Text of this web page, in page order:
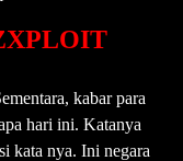
kabar para
hari ini. Katanya
kata nya. Ini negara